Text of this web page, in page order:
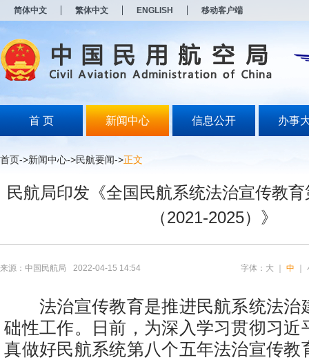
简体中文 繁体中文 ENGLISH 移动客户端
首 页 新闻中心 信息公开 办事
首页->新闻中心->民航要闻->正文
民航局印发《全国民航系统法治宣传教
（2021-2025）》
来源：中国民航局 2022-04-15 14:54 字体： 大 中
法治宣传教育是推进民航系统法治
础性工作。日前，为深入学习贯彻习近
真做好民航系统第八个五年法治宣传教
打
开
无
障
说
按
Alt
波
浪
盲